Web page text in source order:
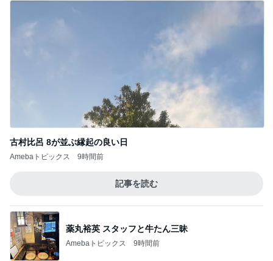
古村比呂 8が並ぶ縁起の良い日
Amebaトピックス 9時間前
記事を読む
薬丸裕英 スタッフと牛たん三昧
Amebaトピックス 9時間前